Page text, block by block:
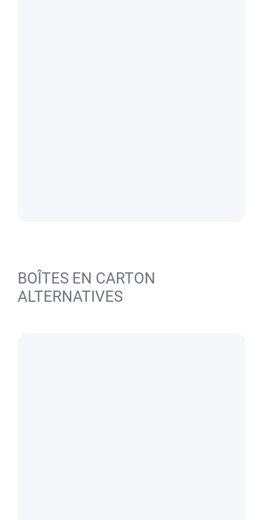
BOÎTES EN CARTON
ALTERNATIVES